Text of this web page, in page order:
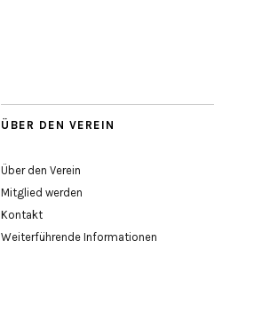
ÜBER DEN VEREIN
Über den Verein
Mitglied werden
Kontakt
Weiterführende Informationen